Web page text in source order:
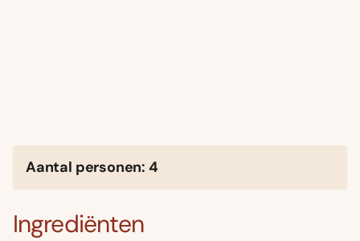
Aantal personen: 4
Ingrediënten